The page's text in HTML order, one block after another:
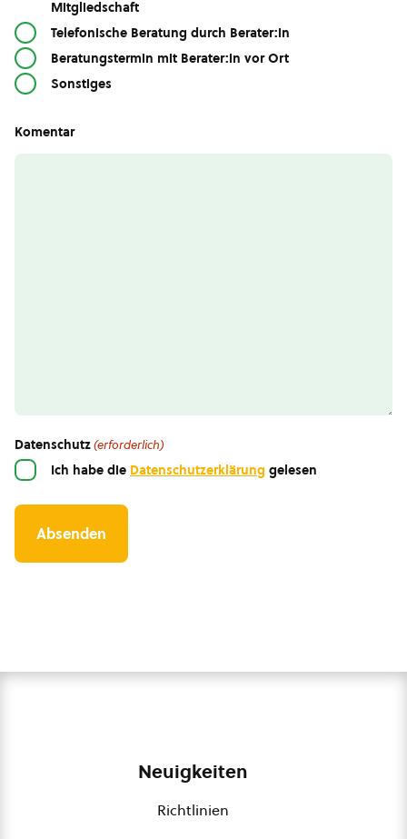
Mitgliedschaft
Telefonische Beratung durch Berater:in
Beratungstermin mit Berater:in vor Ort
Sonstiges
Komentar
Datenschutz(erforderlich)
Ich habe die Datenschutzerklärung gelesen
Neuigkeiten
Richtlinien